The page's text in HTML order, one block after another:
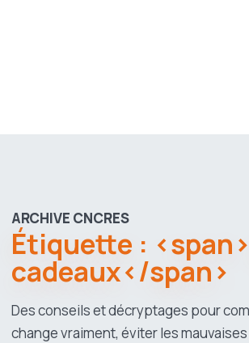
ARCHIVE CNCRES
Étiquette :
cadeaux</span>
Des conseils et décryptages pour
change vraiment, éviter les